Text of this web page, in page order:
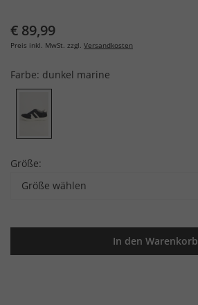
€ 89,99
Preis inkl. MwSt. zzgl. Versandkosten
Farbe: dunkel marine
Größe:
Größe wählen
In den Warenkorb